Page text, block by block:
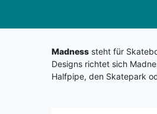
Madness steht für
Designs richtet sich
Halfpipe, den Skatepark